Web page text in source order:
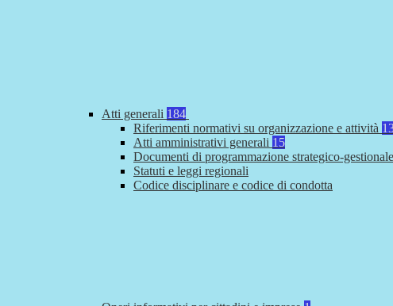
Atti generali 184
Riferimenti normativi su organizzazione e attività
Atti amministrativi generali 15
Documenti di programmazione strategico-gestionale
Statuti e leggi regionali
Codice disciplinare e codice di condotta